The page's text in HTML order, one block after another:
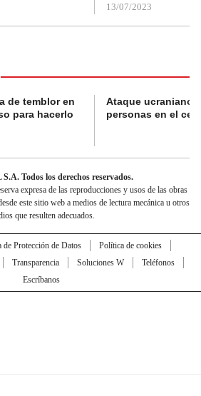
13/07/2023
de temblor en
para hacerlo
Ataque ucraniano
personas en el
Todos los derechos reservados.
expresa de las reproducciones y usos de las obras
este sitio web a medios de lectura mecánica u otros
que resulten adecuados.
de Protección de Datos
Política de cookies
Transparencia Soluciones W
Teléfonos
Escríbanos